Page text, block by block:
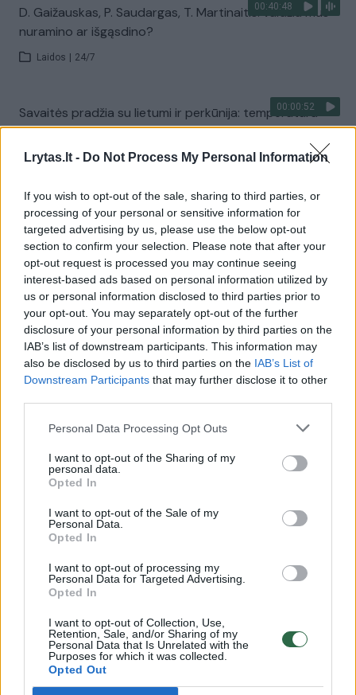
Lrytas.lt - Do Not Process My Personal Information
If you wish to opt-out of the sale, sharing to third parties, or
processing of your personal or sensitive information for
targeted advertising by us, please use the below opt-out
section to confirm your selection. Please note that after your
opt-out request is processed you may continue seeing
interest-based ads based on personal information utilized by
us or personal information disclosed to third parties prior to
your opt-out. You may separately opt-out of the further
disclosure of your personal information by third parties on the
IAB’s list of downstream participants. This information may
also be disclosed by us to third parties on the IAB’s List of
Downstream Participants that may further disclose it to other
Personal Data Processing Opt Outs
I want to opt-out of the Sharing of my
personal data.
Opted In
I want to opt-out of the Sale of my
Personal Data.
Opted In
I want to opt-out of processing my
Personal Data for Targeted Advertising.
Opted In
I want to opt-out of Collection, Use,
Retention, Sale, and/or Sharing of my
Personal Data that Is Unrelated with the
Purposes for which it was collected.
Opted Out
00:40:48
D. Gaižauskas, P. Saudargas, T. Martinaitis: valdžia mus
nuramino ar išgąsdino?
Laidos 24/7
00:00:52
Savaitės pradžia su lietumi ir perkūnija: temperatūra
dar sieks 30 laipsnių
Žinios | Orai
Visi įrašai
Žiūrimiausi įrašai
Vaizdai iš tragiškos avarijos Vilniaus r.: dviejų moterų ir
vaiko gyvybių išgelbėti nepavyko
Lietuvos diena
32 laipsnių šilumos
Žinios | Orai
V. Zalužno pasisakymą laiko bandymu įsitvirtinti
Ukrainos politikoje: jis yra neteisus
Laidos | Nauja diena
00:00:57
Sinoptikai atsakė, kokiais orais užbaigsime darbo
savaitę: karščiai atsitrauks
Žinios | Orai